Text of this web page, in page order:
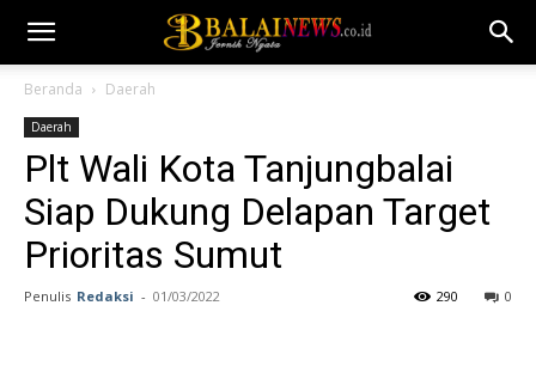
Beranda Daerah
Daerah
Plt Wali Kota Tanjungbalai
Siap Dukung Delapan Target
Prioritas Sumut
Penulis Redaksi - 01/03/2022 0
290